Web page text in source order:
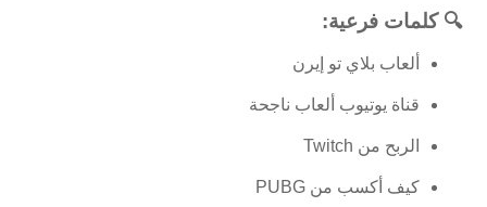
🔍 كلمات فرعية:
ألعاب بلاي تو إيرن
قناة يوتيوب ألعاب ناجحة
الربح من Twitch
كيف أكسب من PUBG